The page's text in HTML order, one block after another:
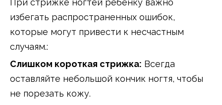
При стрижке ногтей ребенку важно
избегать распространенных ошибок,
которые могут привести к несчастным
случаям.:
Слишком короткая стрижка: Всегда
оставляйте небольшой кончик ногтя, чтобы
не порезать кожу.